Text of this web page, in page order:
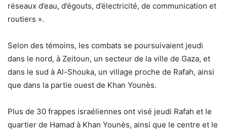
réseaux d’eau, d’égouts, d’électricité, de communication et
routiers ».
Selon des témoins, les combats se poursuivaient jeudi
dans le nord, à Zeitoun, un secteur de la ville de Gaza, et
dans le sud à Al-Shouka, un village proche de Rafah, ainsi
que dans la partie ouest de Khan Younès.
Plus de 30 frappes israéliennes ont visé jeudi Rafah et le
quartier de Hamad à Khan Younès, ainsi que le centre et le